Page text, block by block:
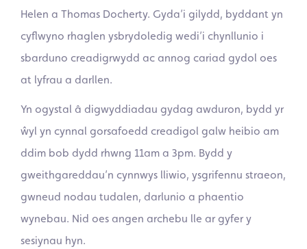
Helen a Thomas Docherty. Gyda’i gilydd, byddant yn
cyflwyno rhaglen ysbrydoledig wedi’i chynllunio i
sbarduno creadigrwydd ac annog cariad gydol oes
at lyfrau a darllen.
Yn ogystal â digwyddiadau gydag awduron, bydd yr
ŵyl yn cynnal gorsafoedd creadigol galw heibio am
ddim bob dydd rhwng 11am a 3pm. Bydd y
gweithgareddau’n cynnwys lliwio, ysgrifennu straeon,
gwneud nodau tudalen, darlunio a phaentio
wynebau. Nid oes angen archebu lle ar gyfer y
sesiynau hyn.